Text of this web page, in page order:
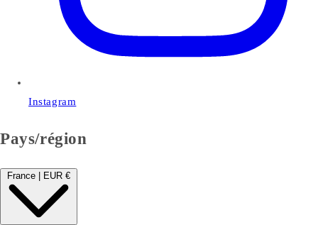
Instagram
Pays/région
France | EUR €